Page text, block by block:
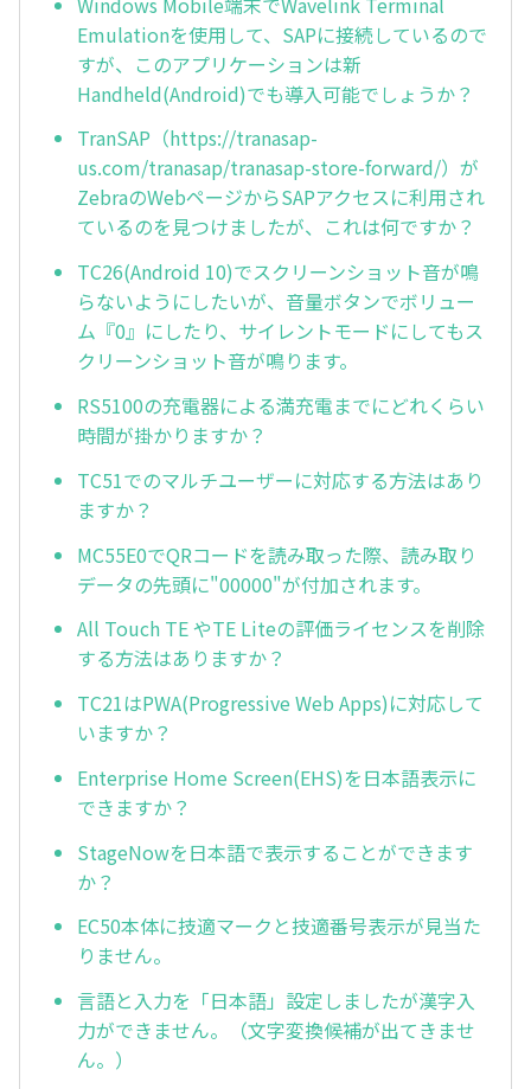
Emulationを使用して、SAPに接続しているので
すが、このアプリケーションは新
Handheld(Android)でも導入可能でしょうか？
TranSAP（https://tranasap-
us.com/tranasap/tranasap-store-forward/）が
ZebraのWebページからSAPアクセスに利用され
ているのを見つけましたが、これは何ですか？
TC26(Android 10)でスクリーンショット音が鳴
らないようにしたいが、音量ボタンでボリュー
ム『0』にしたり、サイレントモードにしてもス
クリーンショット音が鳴ります。
RS5100の充電器による満充電までにどれくらい
時間が掛かりますか？
TC51でのマルチユーザーに対応する方法はあり
ますか？
MC55E0でQRコードを読み取った際、読み取り
データの先頭に"00000"が付加されます。
All Touch TE やTE Liteの評価ライセンスを削除
する方法はありますか？
TC21はPWA(Progressive Web Apps)に対応して
いますか？
Enterprise Home Screen(EHS)を日本語表示に
できますか？
StageNowを日本語で表示することができます
か？
EC50本体に技適マークと技適番号表示が見当た
りません。
言語と入力を「日本語」設定しましたが漢字入
力ができません。（文字変換候補が出てきませ
ん。）